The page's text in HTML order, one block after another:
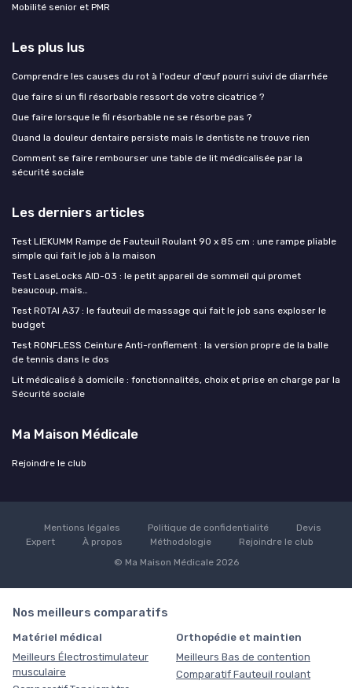
Mobilité senior et PMR
Les plus lus
Comprendre les causes du rot à l'odeur d'œuf pourri suivi de diarrhée
Que faire si un fil résorbable ressort de votre cicatrice ?
Que faire lorsque le fil résorbable ne se résorbe pas ?
Quand la douleur dentaire persiste mais le dentiste ne trouve rien
Comment se faire rembourser une table de lit médicalisée par la
sécurité sociale
Les derniers articles
Test LIEKUMM Rampe de Fauteuil Roulant 90 x 85 cm : une rampe pliable
simple qui fait le job à la maison
Test LaseLocks AID-03 : le petit appareil de sommeil qui promet
beaucoup, mais…
Test ROTAI A37 : le fauteuil de massage qui fait le job sans exploser le
budget
Test RONFLESS Ceinture Anti-ronflement : la version propre de la balle
de tennis dans le dos
Lit médicalisé à domicile : fonctionnalités, choix et prise en charge par la
Sécurité sociale
Ma Maison Médicale
Rejoindre le club
Mentions légales Politique de confidentialité
Devis
Expert
À propos Méthodologie
Rejoindre le club
© Ma Maison Médicale 2026
Nos meilleurs comparatifs
Matériel médical
Meilleurs Électrostimulateur
musculaire
Orthopédie et maintien
Meilleurs Bas de contention
Comparatif Fauteuil roulant